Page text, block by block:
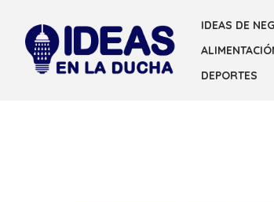
content
IDEAS DE
DEPORTES